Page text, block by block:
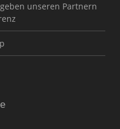
unseren Partnern